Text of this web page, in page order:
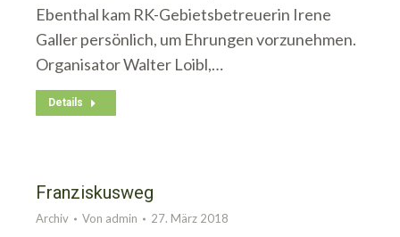
Ebenthal kam RK-Gebietsbetreuerin Irene
Galler persönlich, um Ehrungen vorzunehmen.
Organisator Walter Loibl,…
Details
Franziskusweg
Archiv Von admin 27. März 2018